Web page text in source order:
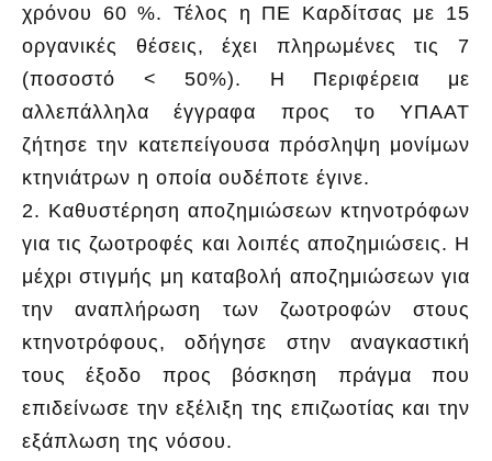
χρόνου 60 %. Τέλος η ΠΕ Καρδίτσας με 15
οργανικές θέσεις, έχει πληρωμένες τις 7
(ποσοστό < 50%). Η Περιφέρεια με
αλλεπάλληλα έγγραφα προς το ΥΠΑΑΤ
ζήτησε την κατεπείγουσα πρόσληψη μονίμων
κτηνιάτρων η οποία ουδέποτε έγινε.
2. Καθυστέρηση αποζημιώσεων κτηνοτρόφων
για τις ζωοτροφές και λοιπές αποζημιώσεις. Η
μέχρι στιγμής μη καταβολή αποζημιώσεων για
την αναπλήρωση των ζωοτροφών στους
κτηνοτρόφους, οδήγησε στην αναγκαστική
τους έξοδο προς βόσκηση πράγμα που
επιδείνωσε την εξέλιξη της επιζωοτίας και την
εξάπλωση της νόσου.